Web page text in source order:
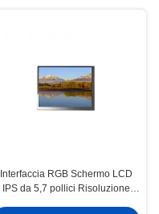
Interfaccia RGB Schermo LCD
IPS da 5,7 pollici Risoluzione